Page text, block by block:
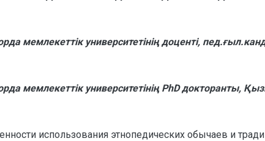
мемлекеттік университетінің доценті,
мемлекеттік университетінің PhD докторанты,
использования этнопедических обычаев и